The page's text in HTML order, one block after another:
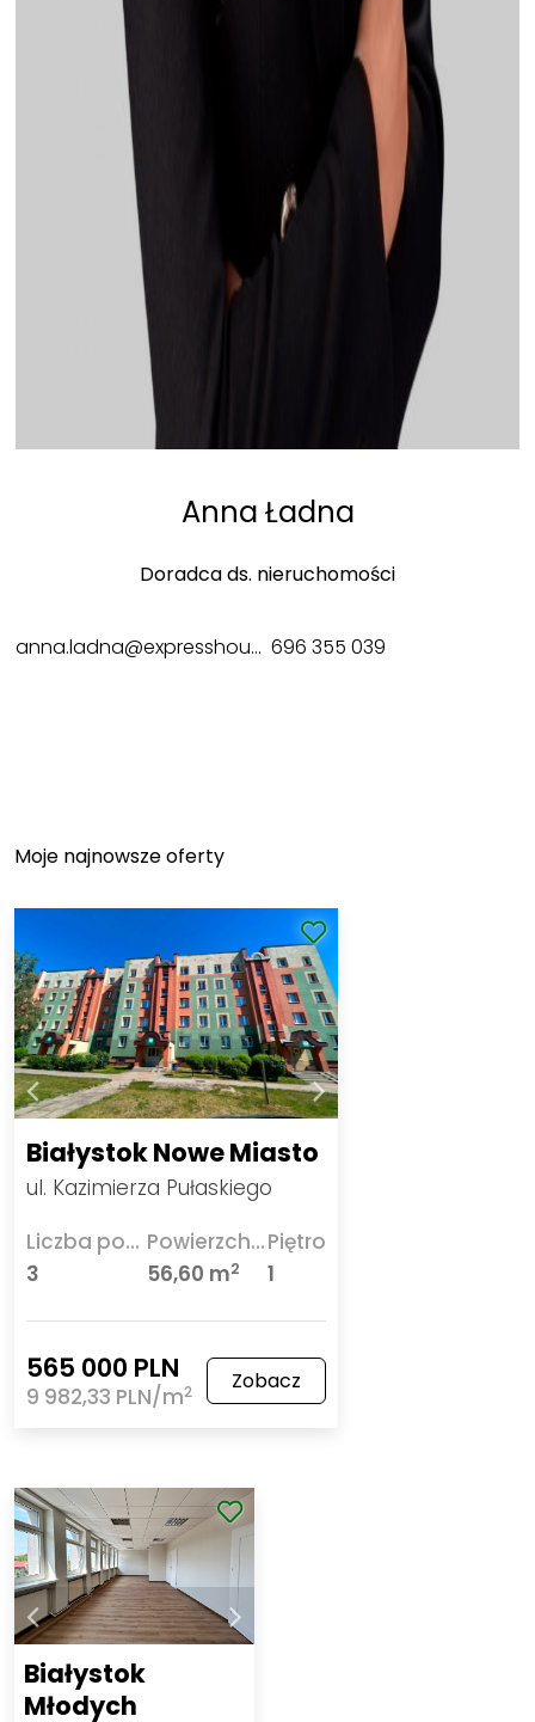
Anna Ładna
Doradca ds. nieruchomości
anna.ladna@expresshouse.pl 696 355 039
Moje najnowsze oferty
Białystok Nowe Miasto
ul. Kazimierza Pułaskiego
Liczba pokoi
3
Powierzchnia
56,60 m2
Piętro
1
565 000 PLN
9 982,33 PLN/m2 Zobacz
Białystok
Młodych